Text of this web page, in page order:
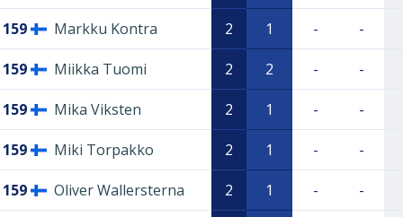
159 Markku Kontra 2 1 - -
159 Miikka Tuomi 2 2 - -
159 Mika Viksten 2 1 - -
159 Miki Torpakko 2 1 - -
159 Oliver Wallersterna 2 1 - -